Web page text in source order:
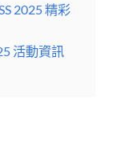
2025 精彩
活動資訊